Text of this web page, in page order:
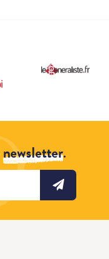
newsletter.